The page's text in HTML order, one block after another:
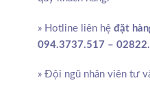
» Hotline liên hệ đặt
094.3737.517 –
» Đội ngũ nhân viên tư